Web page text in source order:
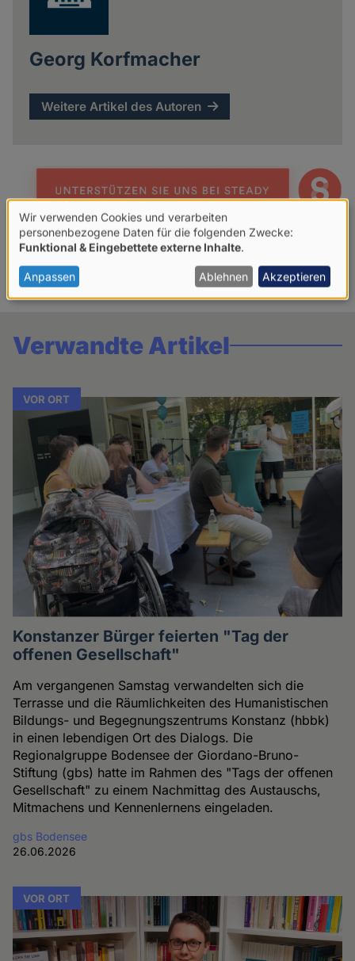
Georg Korfmacher
Weitere Artikel des Autoren
Mehr lesen über:
GBS-Regionalgruppen
Verwandte Artikel
VOR ORT
Konstanzer Bürger feierten "Tag der
offenen Gesellschaft"
Am vergangenen Samstag verwandelten sich die
Terrasse und die Räumlichkeiten des Humanistischen
Bildungs- und Begegnungszentrums Konstanz (hbbk)
in einen lebendigen Ort des Dialogs. Die
Regionalgruppe Bodensee der Giordano-Bruno-
Stiftung (gbs) hatte im Rahmen des "Tags der offenen
Gesellschaft" zu einem Nachmittag des Austauschs,
Mitmachens und Kennenlernens eingeladen.
gbs Bodensee
26.06.2026
VOR ORT
Verwendung
von
personenbezogenen
Daten
Cookies
Wir verwenden Cookies und verarbeiten
personenbezogene Daten für die folgenden Zwecke:
Funktional & Eingebettete externe Inhalte.
Anpassen Ablehnen Akzeptieren